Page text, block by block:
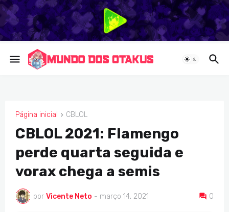
Página inicial CBLOL
CBLOL
CBLOL 2021: Flamengo
perde quarta seguida e
vorax chega a semis
por Vicente Neto - março 14, 2021 0